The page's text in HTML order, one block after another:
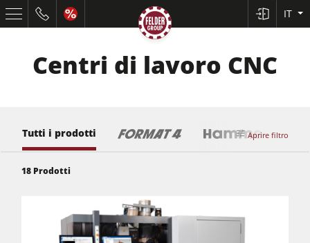
IT
Centri di lavoro CNC
Aprire filtro
Tutti i prodotti
18 Prodotti